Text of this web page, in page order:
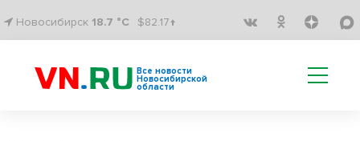
Новосибирск 18.7 °C $82.17↑
Все новости
Новосибирской
области